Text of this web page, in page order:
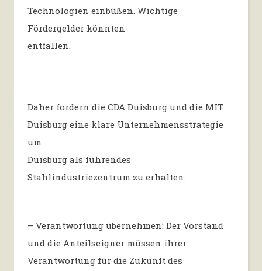
Technologien einbüßen. Wichtige
Fördergelder könnten
entfallen.
Daher fordern die CDA Duisburg und die MIT
Duisburg eine klare Unternehmensstrategie
um
Duisburg als führendes
Stahlindustriezentrum zu erhalten:
– Verantwortung übernehmen: Der Vorstand
und die Anteilseigner müssen ihrer
Verantwortung für die Zukunft des